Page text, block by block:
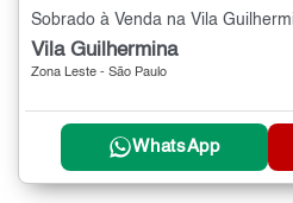
Sobrado à Venda na Vila
Vila Guilhermina
Zona Leste - São Paulo
WhatsApp